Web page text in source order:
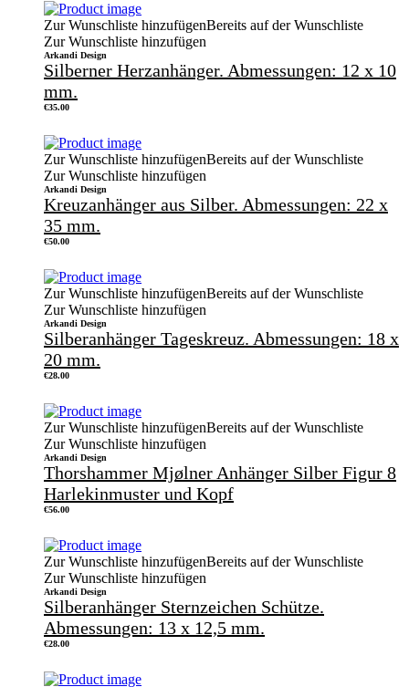
Zur Wunschliste hinzufügenBereits auf der Wunschliste
Zur Wunschliste hinzufügen
Arkandi Design
Silberner Herzanhänger. Abmessungen: 12 x 10
mm.
€35.00
Zur Wunschliste hinzufügenBereits auf der Wunschliste
Zur Wunschliste hinzufügen
Arkandi Design
Kreuzanhänger aus Silber. Abmessungen: 22 x
35 mm.
€50.00
Zur Wunschliste hinzufügenBereits auf der Wunschliste
Zur Wunschliste hinzufügen
Arkandi Design
Silberanhänger Tageskreuz. Abmessungen: 18 x
20 mm.
€28.00
Zur Wunschliste hinzufügenBereits auf der Wunschliste
Zur Wunschliste hinzufügen
Arkandi Design
Thorshammer Mjølner Anhänger Silber Figur 8
Harlekinmuster und Kopf
€56.00
Zur Wunschliste hinzufügenBereits auf der Wunschliste
Zur Wunschliste hinzufügen
Arkandi Design
Silberanhänger Sternzeichen Schütze.
Abmessungen: 13 x 12,5 mm.
€28.00